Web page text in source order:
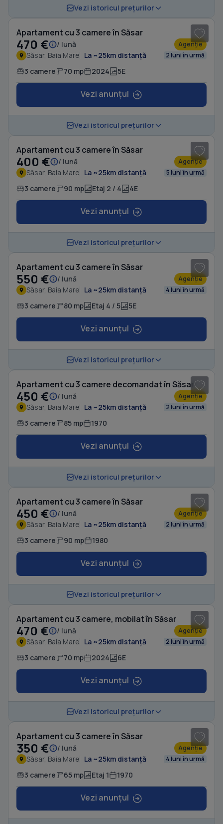
Vezi istoricul prețurilor
Apartament cu 3 camere în Săsar
470 € / lună Agenție
Săsar, Baia Mare La ~25km distanță 2 luni în urmă
3 camere 70 mp 2024 5E
Vezi anunțul
Vezi istoricul prețurilor
Apartament cu 3 camere în Săsar
400 € / lună Agenție
Săsar, Baia Mare La ~25km distanță 5 luni în urmă
3 camere 90 mp Etaj 2 / 4 4E
Vezi anunțul
Vezi istoricul prețurilor
Apartament cu 3 camere în Săsar
550 € / lună Agenție
Săsar, Baia Mare La ~25km distanță 4 luni în urmă
3 camere 80 mp Etaj 4 / 5 5E
Vezi anunțul
Vezi istoricul prețurilor
Apartament cu 3 camere decomandat în Săsar
450 € / lună Agenție
Săsar, Baia Mare La ~25km distanță 2 luni în urmă
3 camere 85 mp 1970
Vezi anunțul
Vezi istoricul prețurilor
Apartament cu 3 camere în Săsar
450 € / lună Agenție
Săsar, Baia Mare La ~25km distanță 2 luni în urmă
3 camere 90 mp 1980
Vezi anunțul
Vezi istoricul prețurilor
Apartament cu 3 camere, mobilat în Săsar
470 € / lună Agenție
Săsar, Baia Mare La ~25km distanță 2 luni în urmă
3 camere 70 mp 2024 6E
Vezi anunțul
Vezi istoricul prețurilor
Apartament cu 3 camere în Săsar
350 € / lună Agenție
Săsar, Baia Mare La ~25km distanță 4 luni în urmă
3 camere 65 mp Etaj 1 1970
Vezi anunțul